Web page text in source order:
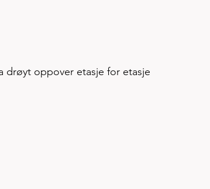
drøyt oppover etasje for etasje